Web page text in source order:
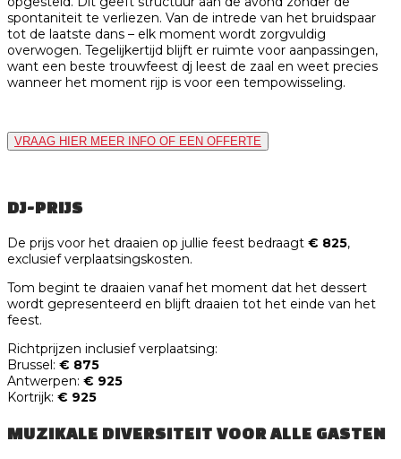
spontaniteit te verliezen. Van de intrede van het bruidspaar
tot de laatste dans – elk moment wordt zorgvuldig
overwogen. Tegelijkertijd blijft er ruimte voor aanpassingen,
want een beste trouwfeest dj leest de zaal en weet precies
wanneer het moment rijp is voor een tempowisseling.
VRAAG HIER MEER INFO OF EEN OFFERTE
DJ-PRIJS
De prijs voor het draaien op jullie feest bedraagt € 825,
exclusief verplaatsingskosten.
Tom begint te draaien vanaf het moment dat het dessert
wordt gepresenteerd en blijft draaien tot het einde van het
feest.
Richtprijzen inclusief verplaatsing:
Brussel: € 875
Antwerpen: € 925
Kortrijk: € 925
MUZIKALE DIVERSITEIT VOOR ALLE GASTEN